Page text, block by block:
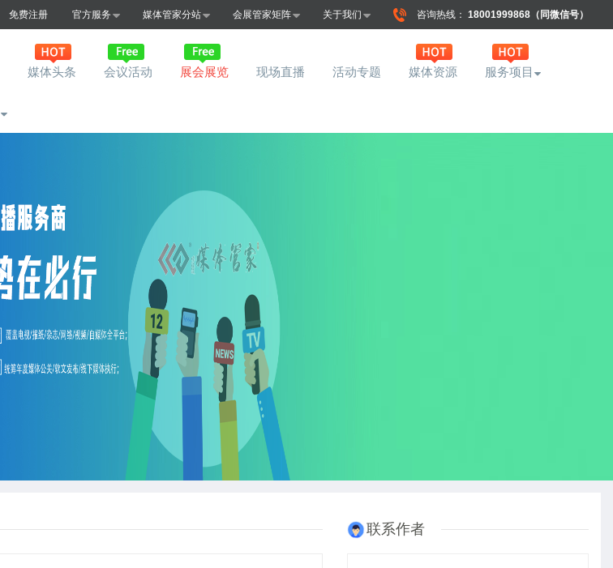
免费注册 官方服务 媒体管家分站 会展管家矩阵 关于我们 咨询热线： 18001999868（同微信号）
媒体头条 会议活动 展会展览 现场直播 活动专题 媒体资源 服务项目
联系作者